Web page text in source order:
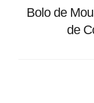
Bolo de
de